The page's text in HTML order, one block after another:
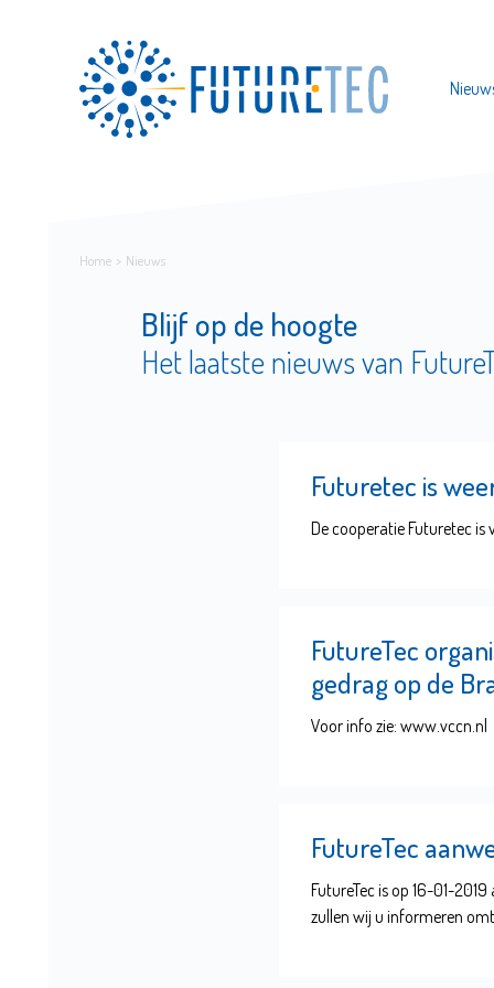
Home Nieuws
Blijf op de hoogte
Het laatste nieuws van
Futuretec is
De cooperatie Futuretec
FutureTec
gedrag op de
Voor info zie: www.vccn.nl
FutureTec
FutureTec is op 16-01-
zullen wij u informeren